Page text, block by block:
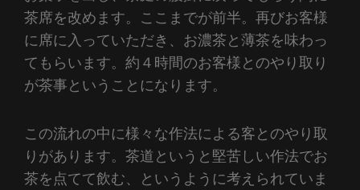
茶席を改めます。ここまでが前半。再びお客様
に席に入っていただき、お濃茶と薄茶を味わっ
てもらいます。約４時間のお客様とのやり取り
が茶事ということになります。
この流れの中に様々な作法による客とのやり取
りがあります。茶道というと堅苦しい作法でお
茶を点てて飲む、というように考えられていま